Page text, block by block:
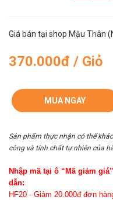
Giá bán tại shop Mậu Thân
370.000đ / Giỏ
MUA NGAY
Sản phẩm thực nhận có thể
công và tính chất tự nhiên của
Nhập mã tại ô “Mã giảm
dẫn:
HF20 - Giảm 20.000đ đơn